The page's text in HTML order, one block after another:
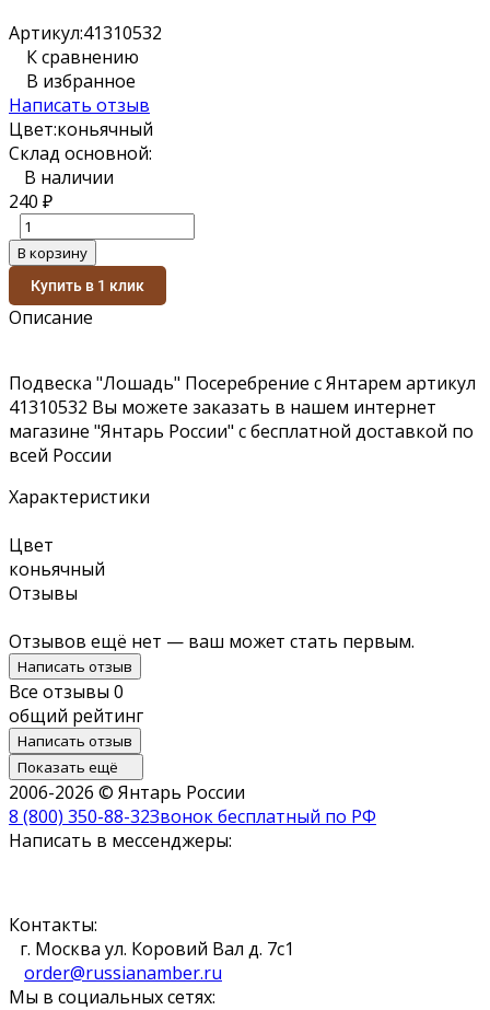
Артикул:41310532
К сравнению
В избранное
Написать отзыв
Цвет:коньячный
Склад основной:
В наличии
240 ₽
В корзину
Купить в 1 клик
Описание
Подвеска "Лошадь" Посеребрение с Янтарем артикул
41310532 Вы можете заказать в нашем интернет
магазине "Янтарь России" с бесплатной доставкой по
всей России
Характеристики
Цвет
коньячный
Отзывы
Отзывов ещё нет — ваш может стать первым.
Написать отзыв
Все отзывы 0
общий рейтинг
Написать отзыв
Показать ещё
2006-2026 © Янтарь России
8 (800) 350-88-32Звонок бесплатный по РФ
Написать в мессенджеры:
Контакты:
г. Москва ул. Коровий Вал д. 7с1
order@russianamber.ru
Мы в социальных сетях: